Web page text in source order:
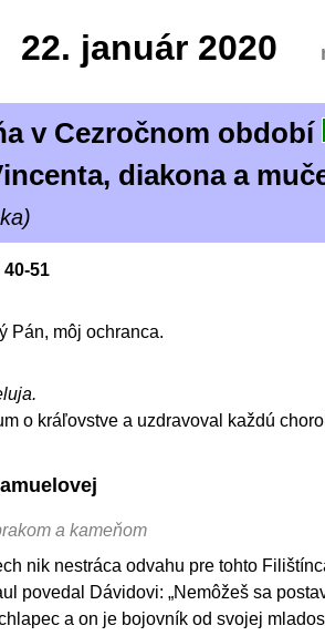
22. január 2020
v Cezročnom období
diakona a
40-51
Pán, môj ochranca.
o kráľovstve a uzdravoval každú
a kameňom
nik nestráca odvahu pre tohto
povedal Dávidovi: „Nemôžeš sa
a on je bojovník od svojej